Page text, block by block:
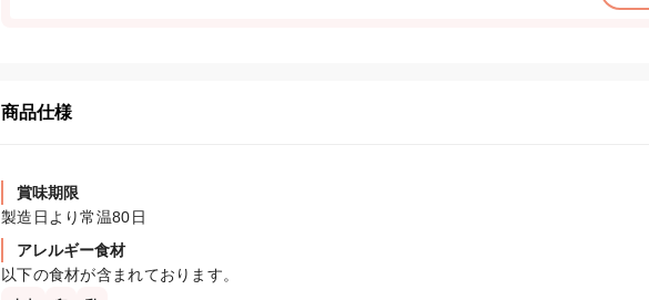
商品仕様
賞味期限
製造日より常温80日
アレルギー食材
以下の食材が含まれております。